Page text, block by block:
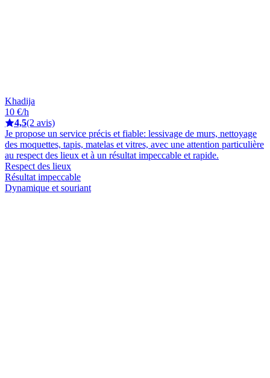
Khadija
10 €/h
4,5(2 avis)
Je propose un service précis et fiable: lessivage de murs, nettoyage
des moquettes, tapis, matelas et vitres, avec une attention particulière
au respect des lieux et à un résultat impeccable et rapide.
Respect des lieux
Résultat impeccable
Dynamique et souriant